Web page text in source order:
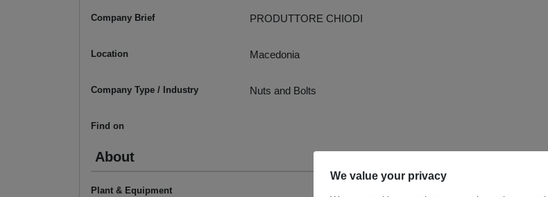
Company Brief PRODUTTORE CHIODI
Location Macedonia
Company Type / Industry Nuts and Bolts
Find on
About
Plant & Equipment